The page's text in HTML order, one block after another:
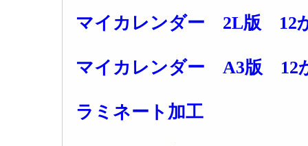
マイカレンダー 2L版 12
マイカレンダー A3版 12
ラミネート加工